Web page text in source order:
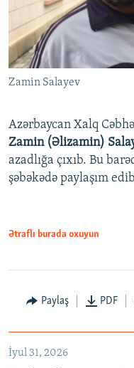
Zamin Salayev
Azərbaycan Xalq
Zamin (Əlizamin)
azadlığa çıxıb. Bu
şəbəkədə paylaşım
Ətraflı burada oxuyun
Paylaş PDF
İyul 31, 2026